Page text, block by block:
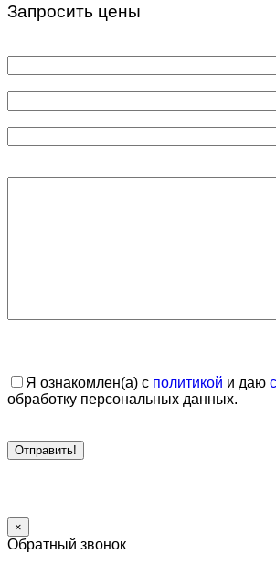
Запросить цены
Я ознакомлен(а) с политикой и даю
обработку персональных данных.
×
Обратный звонок